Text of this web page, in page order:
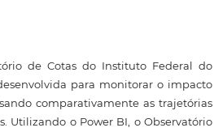
de Cotas do Instituto Federal do
para monitorar o impacto
comparativamente as trajetórias
Utilizando o Power BI, o Observatório